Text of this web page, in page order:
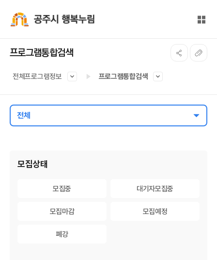
전체
프로그램통합검색
전체프로그램정보 프로그램통합검색
전체
모집상태
모집중 대기자모집중대기자모집중
모집마감 모집예정
폐강